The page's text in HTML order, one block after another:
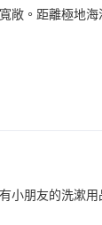
。距離極地
朋友的洗漱